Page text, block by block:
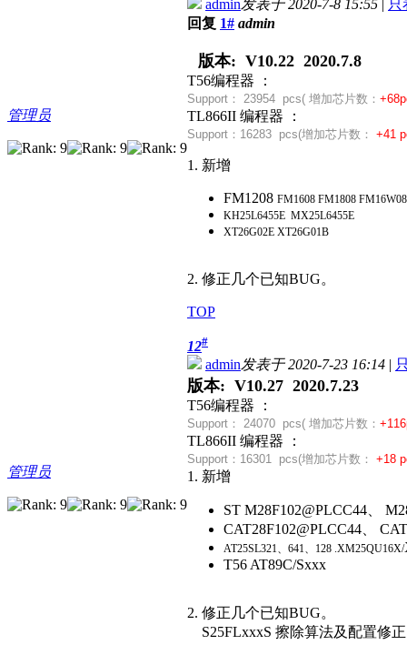
管理员
admin发表于 2020-7-8 15:55 | 只
回复 1# admin
版本: V10.22 2020.7.8
T56编程器 ：
Support： 23954 pcs( 增加芯片数：
TL866II 编程器 ：
Support： 16283 pcs(增加芯片数： +41
1. 新增
FM1208 FM1608 FM1808
KH25L6455E MX25L6455E
XT26G02E XT26G01B
2. 修正几个已知BUG。
TOP
管理员
12#
admin发表于 2020-7-23 16:14 |
版本: V10.27 2020.7.23
T56编程器 ：
Support： 24070 pcs( 增加芯片数：
TL866II 编程器 ：
Support： 16301 pcs(增加芯片数： +18
1. 新增
ST M28F102@PLCC44、
CAT28F102@PLCC44、
AT25SL321、641、128 .XM25QU16X/
T56 AT89C/Sxxx
2. 修正几个已知BUG。
S25FLxxxS 擦除算法及配置修正